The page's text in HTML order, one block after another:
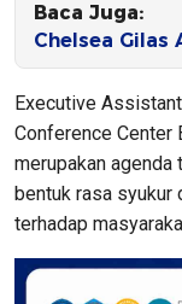
Baca Juga:
Chelsea Gilas
​Executive
Conference Center
merupakan agenda
bentuk rasa syukur
terhadap